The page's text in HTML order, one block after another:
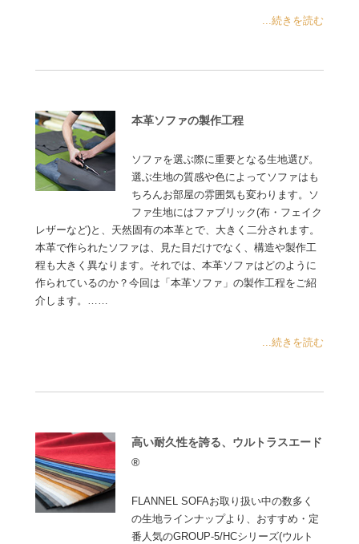
...続きを読む
本革ソファの製作工程
ソファを選ぶ際に重要となる生地選び。
選ぶ生地の質感や色によってソファはも
ちろんお部屋の雰囲気も変わります。ソ
ファ生地にはファブリック(布・フェイク
レザーなど)と、天然固有の本革とで、大きく二分されます。
本革で作られたソファは、見た目だけでなく、構造や製作工
程も大きく異なります。それでは、本革ソファはどのように
作られているのか？今回は「本革ソファ」の製作工程をご紹
介します。……
...続きを読む
高い耐久性を誇る、ウルトラスエード
®
FLANNEL SOFAお取り扱い中の数多く
の生地ラインナップより、おすすめ・定
番人気のGROUP-5/HCシリーズ(ウルト